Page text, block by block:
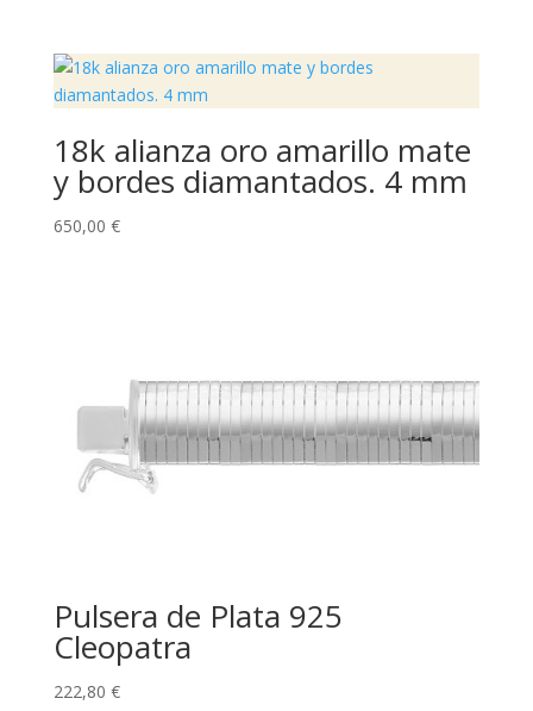
18k alianza oro amarillo mate
y bordes diamantados. 4 mm
650,00 €
Pulsera de Plata 925
Cleopatra
222,80 €